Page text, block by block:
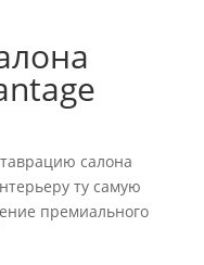
салона
ту самую
премиального